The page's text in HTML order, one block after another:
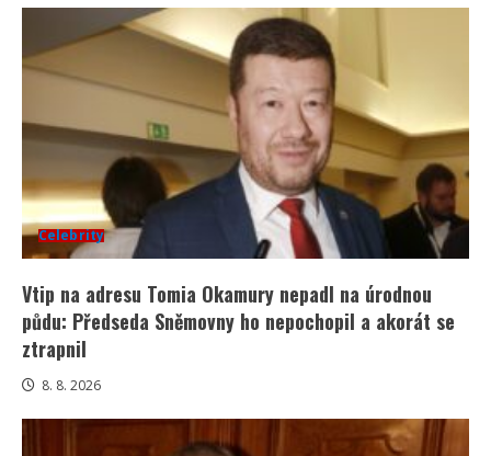
Celebrity
Vtip na adresu Tomia Okamury nepadl na úrodnou
půdu: Předseda Sněmovny ho nepochopil a akorát se
ztrapnil
8. 8. 2026